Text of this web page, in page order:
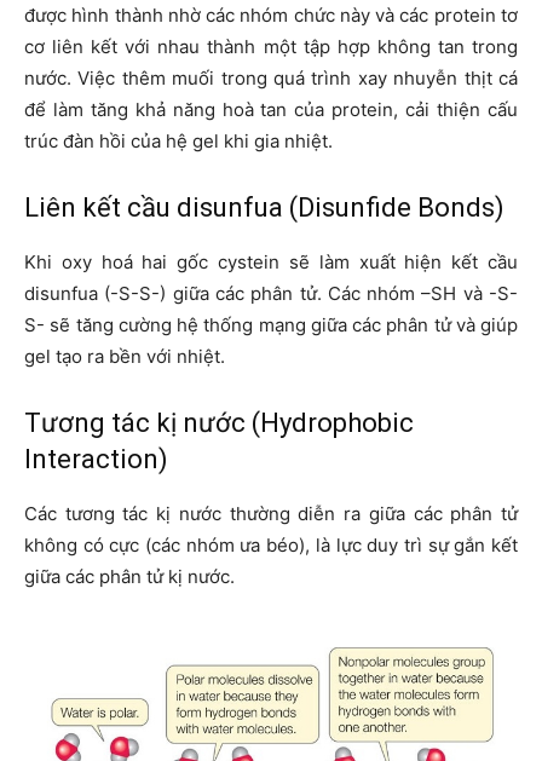
được hình thành nhờ các nhóm chức này và các protein tơ
cơ liên kết với nhau thành một tập hợp không tan trong
nước. Việc thêm muối trong quá trình xay nhuyễn thịt cá
để làm tăng khả năng hoà tan của protein, cải thiện cấu
trúc đàn hồi của hệ gel khi gia nhiệt.
Liên kết cầu disunfua (Disunfide Bonds)
Khi oxy hoá hai gốc cystein sẽ làm xuất hiện kết cầu
disunfua (-S-S-) giữa các phân tử. Các nhóm –SH và -S-
S- sẽ tăng cường hệ thống mạng giữa các phân tử và giúp
gel tạo ra bền với nhiệt.
Tương tác kị nước (Hydrophobic
Interaction)
Các tương tác kị nước thường diễn ra giữa các phân tử
không có cực (các nhóm ưa béo), là lực duy trì sự gắn kết
giữa các phân tử kị nước.